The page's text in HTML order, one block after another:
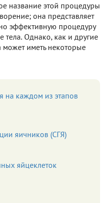
название этой процедуры
она представляет
эффективную процедуру
тела. Однако, как и другие
иметь некоторые
на каждом из этапов
яичников (СГЯ)
яйцеклеток